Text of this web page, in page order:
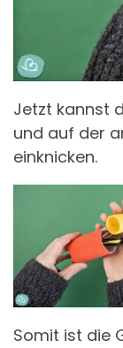
Jetzt kannst
und auf der
einknicken.
Somit ist die